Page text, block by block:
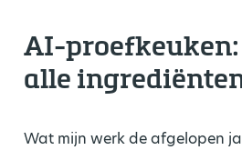
AI-
alle
Wat mijn werk de afgelopen